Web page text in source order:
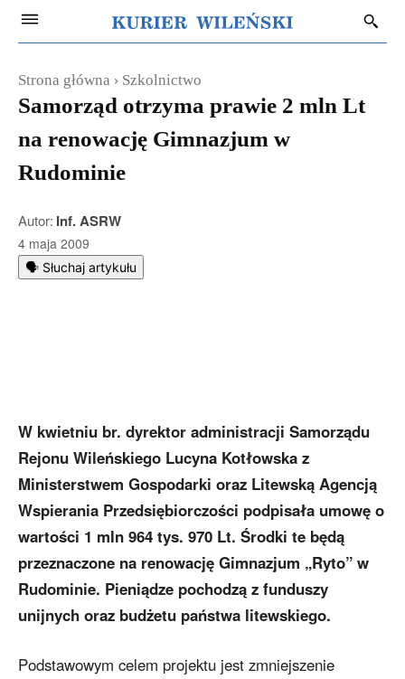
Strona główna Szkolnictwo
Samorząd otrzyma prawie 2 mln Lt
na renowację Gimnazjum w
Rudominie
Autor: Inf. ASRW
4 maja 2009
🗣️ Słuchaj artykułu
W kwietniu br. dyrektor administracji Samorządu
Rejonu Wileńskiego Lucyna Kotłowska z
Ministerstwem Gospodarki oraz Litewską Agencją
Wspierania Przedsiębiorczości podpisała umowę o
wartości 1 mln 964 tys. 970 Lt. Środki te będą
przeznaczone na renowację Gimnazjum „Ryto” w
Rudominie. Pieniądze pochodzą z funduszy
unijnych oraz budżetu państwa litewskiego.
Podstawowym celem projektu jest zmniejszenie